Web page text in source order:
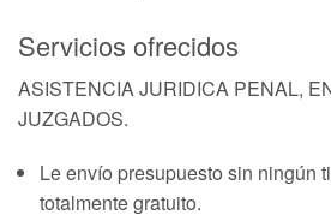
Servicios ofrecidos
ASISTENCIA JURIDICA PENAL,
JUZGADOS.
Le envío presupuesto sin ningún
totalmente gratuito.